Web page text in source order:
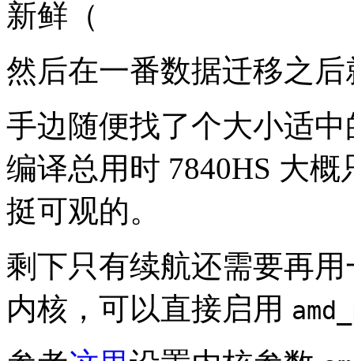
新鲜（
然后在一番数据迁移之
手边随便找了个大小适
编译总用时 7840HS 大
挺可观的。
剩下只有续航还需要再
内核，可以直接启用